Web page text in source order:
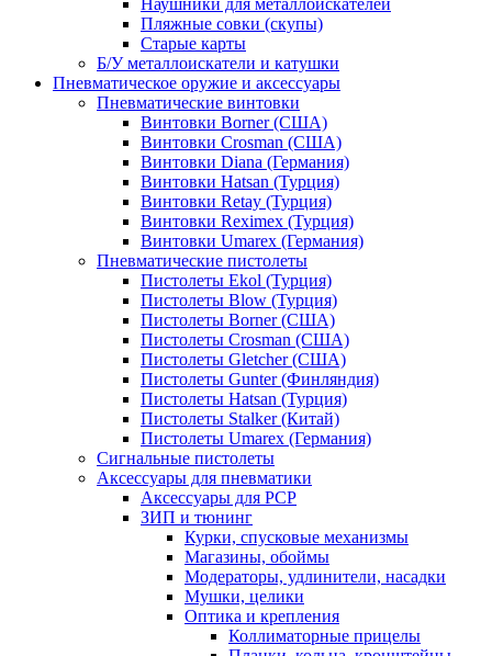
Пляжные совки (скупы)
Старые карты
Б/У металлоискатели и катушки
Пневматическое оружие и аксессуары
Пневматические винтовки
Винтовки Borner (США)
Винтовки Crosman (США)
Винтовки Diana (Германия)
Винтовки Hatsan (Турция)
Винтовки Retay (Турция)
Винтовки Reximex (Турция)
Винтовки Umarex (Германия)
Пневматические пистолеты
Пистолеты Ekol (Турция)
Пистолеты Blow (Турция)
Пистолеты Borner (США)
Пистолеты Crosman (США)
Пистолеты Gletcher (США)
Пистолеты Gunter (Финляндия)
Пистолеты Hatsan (Турция)
Пистолеты Stalker (Китай)
Пистолеты Umarex (Германия)
Сигнальные пистолеты
Аксессуары для пневматики
Аксессуары для PCP
ЗИП и тюнинг
Курки, спусковые механизмы
Магазины, обоймы
Модераторы, удлинители, насадки
Мушки, целики
Оптика и крепления
Коллиматорные прицелы